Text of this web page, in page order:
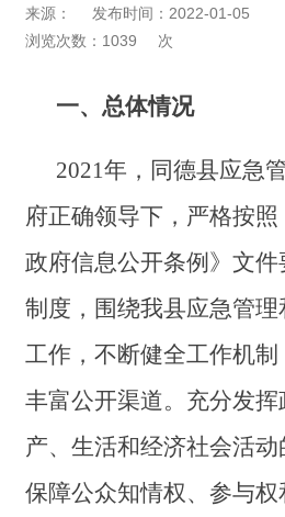
来源：
发布时间：2022-01-05
浏览次数： 1039 次
一、总体情况
2021年，同德县应急
府正确领导下，严格按
政府信息公开条例》文
制度，围绕我县应急管
工作，不断健全工作机制
丰富公开渠道。充分发
产、生活和经济社会活
保障公众知情权、参与